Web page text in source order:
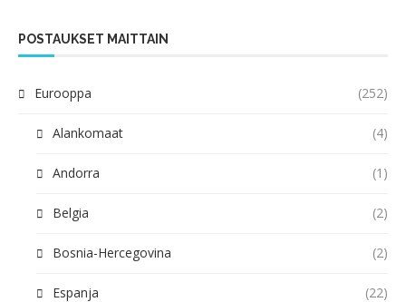
POSTAUKSET MAITTAIN
Eurooppa (252)
Alankomaat (4)
Andorra (1)
Belgia (2)
Bosnia-Hercegovina (2)
Espanja (22)